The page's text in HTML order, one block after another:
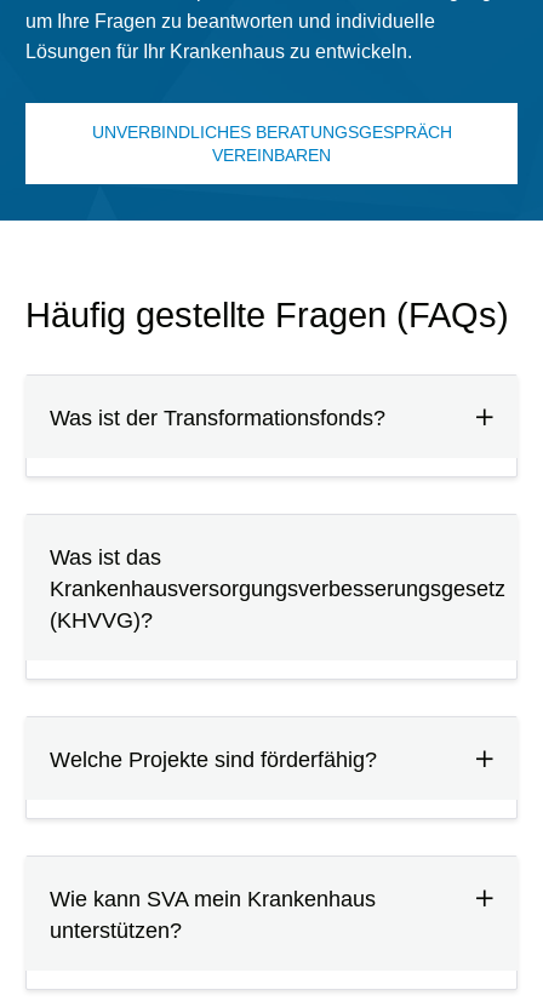
um Ihre Fragen zu beantworten und individuelle
Lösungen für Ihr Krankenhaus zu entwickeln.
UNVERBINDLICHES BERATUNGSGESPRÄCH
VEREINBAREN
Häufig gestellte Fragen (FAQs)
Was ist der Transformationsfonds?
Was ist das
Krankenhausversorgungsverbesserungsgesetz
(KHVVG)?
Welche Projekte sind förderfähig?
Wie kann SVA mein Krankenhaus
unterstützen?